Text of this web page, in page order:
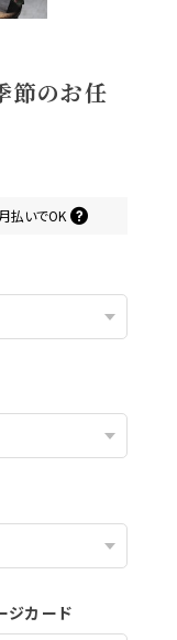
節のお任
払いでOK
ジカード